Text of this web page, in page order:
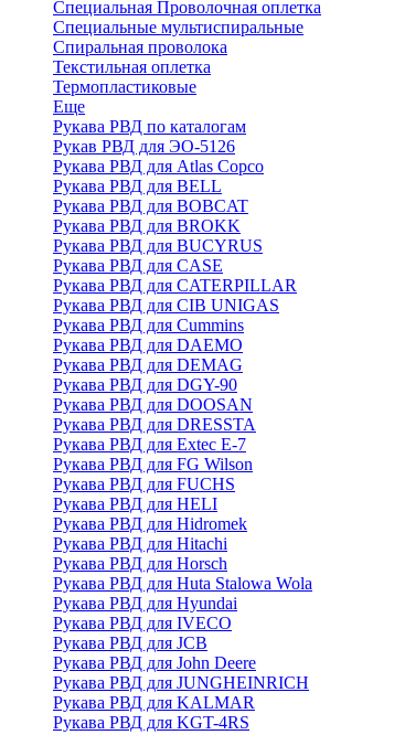
Специальная Проволочная оплетка
Специальные мультиспиральные
Спиральная проволока
Текстильная оплетка
Термопластиковые
Еще
Рукава РВД по каталогам
Рукав РВД для ЭО-5126
Рукава РВД для Atlas Copco
Рукава РВД для BELL
Рукава РВД для BOBCAT
Рукава РВД для BROKK
Рукава РВД для BUCYRUS
Рукава РВД для CASE
Рукава РВД для CATERPILLAR
Рукава РВД для CIB UNIGAS
Рукава РВД для Cummins
Рукава РВД для DAEMO
Рукава РВД для DEMAG
Рукава РВД для DGY-90
Рукава РВД для DOOSAN
Рукава РВД для DRESSTA
Рукава РВД для Extec E-7
Рукава РВД для FG Wilson
Рукава РВД для FUCHS
Рукава РВД для HELI
Рукава РВД для Hidromek
Рукава РВД для Hitachi
Рукава РВД для Horsch
Рукава РВД для Huta Stalowa Wola
Рукава РВД для Hyundai
Рукава РВД для IVECO
Рукава РВД для JCB
Рукава РВД для John Deere
Рукава РВД для JUNGHEINRICH
Рукава РВД для KALMAR
Рукава РВД для KGT-4RS